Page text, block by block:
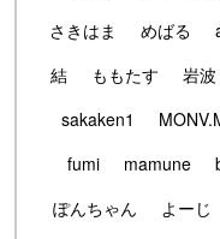
さきはま
めばる
結
ももたす 岩
sakaken1
fumi
mamune
ぽんちゃん
よーじ